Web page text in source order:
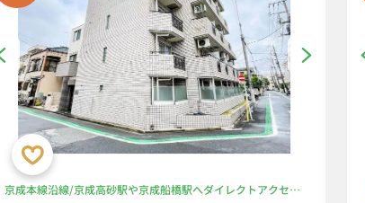
京成本線沿線/京成高砂駅や京成船橋駅へダイレクトアクセ